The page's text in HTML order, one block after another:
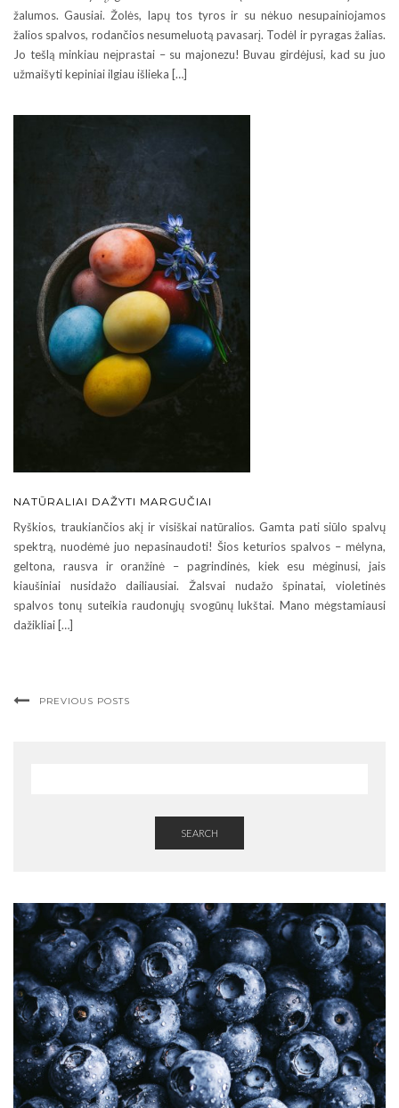
žalumos. Gausiai. Žolės, lapų tos tyros ir su nėkuo nesupainiojamos
žalios spalvos, rodančios nesumeluotą pavasarį. Todėl ir pyragas žalias.
Jo tešlą minkiau neįprastai – su majonezu! Buvau girdėjusi, kad su juo
užmaišyti kepiniai ilgiau išlieka […]
NATŪRALIAI DAŽYTI MARGUČIAI
Ryškios, traukiančios akį ir visiškai natūralios. Gamta pati siūlo spalvų
spektrą, nuodėmė juo nepasinaudoti! Šios keturios spalvos – mėlyna,
geltona, rausva ir oranžinė – pagrindinės, kiek esu mėginusi, jais
kiaušiniai nusidažo dailiausiai. Žalsvai nudažo špinatai, violetinės
spalvos tonų suteikia raudonųjų svogūnų lukštai. Mano mėgstamiausi
dažikliai […]
PREVIOUS POSTS
SEARCH